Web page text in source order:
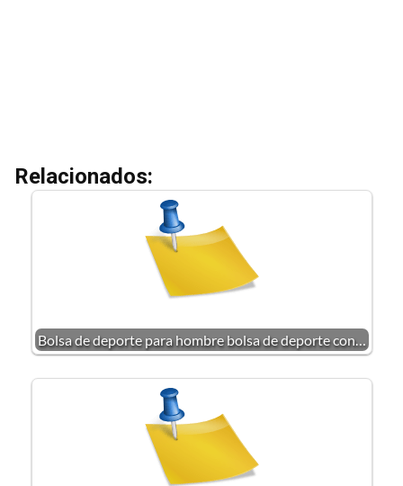
Relacionados:
Bolsa de deporte para hombre bolsa de deporte con…